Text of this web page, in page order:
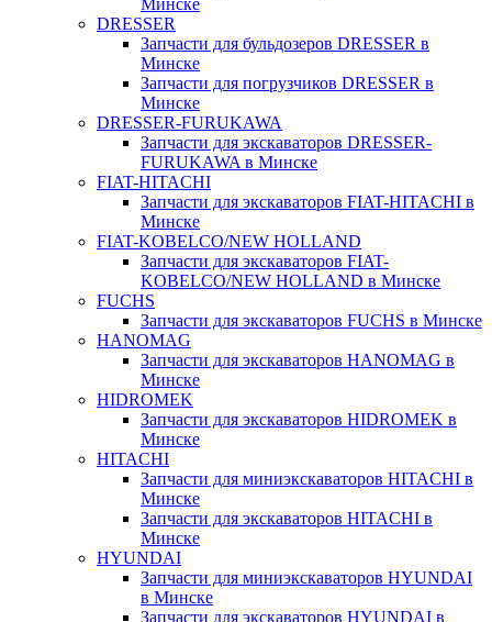
Минске
DRESSER
Запчасти для бульдозеров DRESSER в
Минске
Запчасти для погрузчиков DRESSER в
Минске
DRESSER-FURUKAWA
Запчасти для экскаваторов DRESSER-
FURUKAWA в Минске
FIAT-HITACHI
Запчасти для экскаваторов FIAT-HITACHI в
Минске
FIAT-KOBELCO/NEW HOLLAND
Запчасти для экскаваторов FIAT-
KOBELCO/NEW HOLLAND в Минске
FUCHS
Запчасти для экскаваторов FUCHS в Минске
HANOMAG
Запчасти для экскаваторов HANOMAG в
Минске
HIDROMEK
Запчасти для экскаваторов HIDROMEK в
Минске
HITACHI
Запчасти для миниэкскаваторов HITACHI в
Минске
Запчасти для экскаваторов HITACHI в
Минске
HYUNDAI
Запчасти для миниэкскаваторов HYUNDAI
в Минске
Запчасти для экскаваторов HYUNDAI в